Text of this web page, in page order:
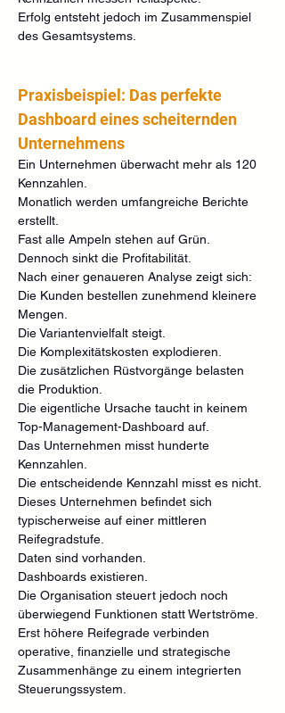
Erfolg entsteht jedoch im Zusammenspiel
des Gesamtsystems.
Praxisbeispiel: Das perfekte
Dashboard eines scheiternden
Unternehmens
Ein Unternehmen überwacht mehr als 120
Kennzahlen.
Monatlich werden umfangreiche Berichte
erstellt.
Fast alle Ampeln stehen auf Grün.
Dennoch sinkt die Profitabilität.
Nach einer genaueren Analyse zeigt sich:
Die Kunden bestellen zunehmend kleinere
Mengen.
Die Variantenvielfalt steigt.
Die Komplexitätskosten explodieren.
Die zusätzlichen Rüstvorgänge belasten
die Produktion.
Die eigentliche Ursache taucht in keinem
Top-Management-Dashboard auf.
Das Unternehmen misst hunderte
Kennzahlen.
Die entscheidende Kennzahl misst es nicht.
Dieses Unternehmen befindet sich
typischerweise auf einer mittleren
Reifegradstufe.
Daten sind vorhanden.
Dashboards existieren.
Die Organisation steuert jedoch noch
überwiegend Funktionen statt Wertströme.
Erst höhere Reifegrade verbinden
operative, finanzielle und strategische
Zusammenhänge zu einem integrierten
Steuerungssystem.